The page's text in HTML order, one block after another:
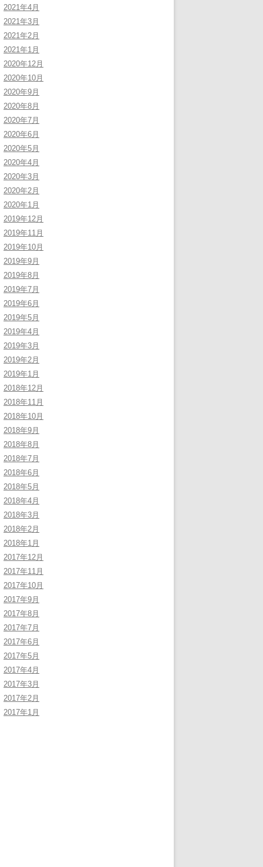
2021年4月
2021年3月
2021年2月
2021年1月
2020年12月
2020年10月
2020年9月
2020年8月
2020年7月
2020年6月
2020年5月
2020年4月
2020年3月
2020年2月
2020年1月
2019年12月
2019年11月
2019年10月
2019年9月
2019年8月
2019年7月
2019年6月
2019年5月
2019年4月
2019年3月
2019年2月
2019年1月
2018年12月
2018年11月
2018年10月
2018年9月
2018年8月
2018年7月
2018年6月
2018年5月
2018年4月
2018年3月
2018年2月
2018年1月
2017年12月
2017年11月
2017年10月
2017年9月
2017年8月
2017年7月
2017年6月
2017年5月
2017年4月
2017年3月
2017年2月
2017年1月